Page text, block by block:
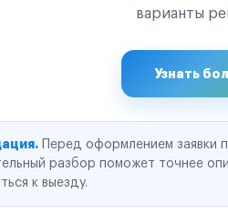
варианты
Узнать
Перед оформлением заявки
разбор поможет точнее
к выезду.